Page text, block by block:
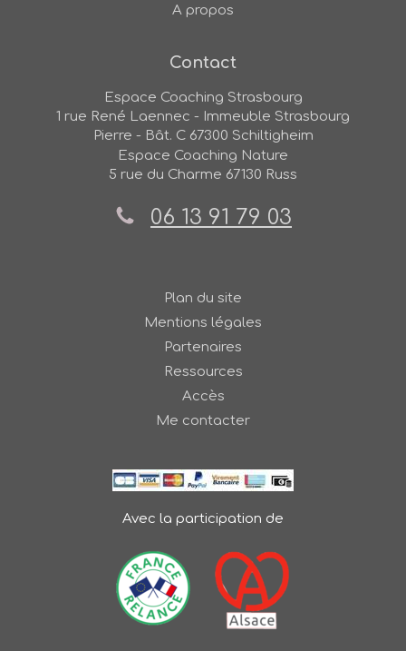
A propos
Contact
Espace Coaching Strasbourg
1 rue René Laennec - Immeuble Strasbourg
Pierre - Bât. C 67300 Schiltigheim
Espace Coaching Nature
5 rue du Charme 67130 Russ
06 13 91 79 03
Plan du site
Mentions légales
Partenaires
Ressources
Accès
Me contacter
Avec la participation de